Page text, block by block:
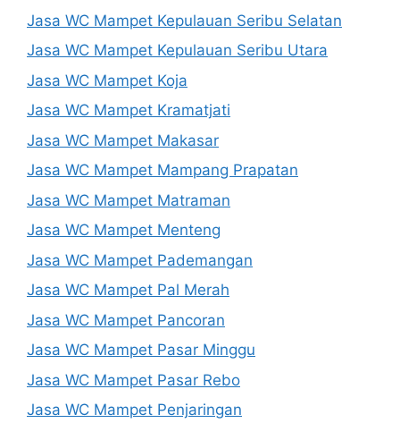
Jasa WC Mampet Kepulauan Seribu Selatan
Jasa WC Mampet Kepulauan Seribu Utara
Jasa WC Mampet Koja
Jasa WC Mampet Kramatjati
Jasa WC Mampet Makasar
Jasa WC Mampet Mampang Prapatan
Jasa WC Mampet Matraman
Jasa WC Mampet Menteng
Jasa WC Mampet Pademangan
Jasa WC Mampet Pal Merah
Jasa WC Mampet Pancoran
Jasa WC Mampet Pasar Minggu
Jasa WC Mampet Pasar Rebo
Jasa WC Mampet Penjaringan